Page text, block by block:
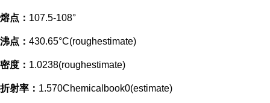
熔点： 107.5-108°
沸点： 430.65°C(roughestimate)
密度： 1.0238(roughestimate)
折射率： 1.570Chemicalbook0(estimate)